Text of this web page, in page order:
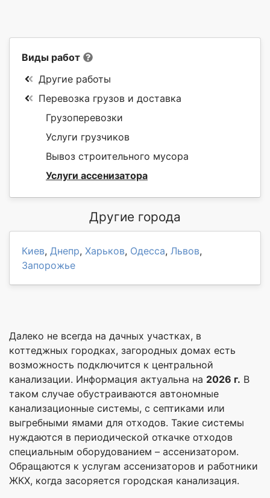
Виды работ
Другие работы
Перевозка грузов и доставка
Грузоперевозки
Услуги грузчиков
Вывоз строительного мусора
Услуги ассенизатора
Другие города
Киев, Днепр, Харьков, Одесса, Львов,
Запорожье
Далеко не всегда на дачных участках, в
коттеджных городках, загородных домах есть
возможность подключится к центральной
канализации. Информация актуальна на 2026 г. В
таком случае обустраиваются автономные
канализационные системы, с септиками или
выгребными ямами для отходов. Такие системы
нуждаются в периодической откачке отходов
специальным оборудованием – ассенизатором.
Обращаются к услугам ассенизаторов и работники
ЖКХ, когда засоряется городская канализация.